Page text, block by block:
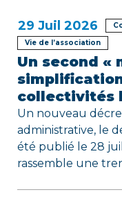
29 Juil 2026
Vie de l’association
Un second «
collectivités
Un nouveau
administrative, le
été publié le 28
rassemble une